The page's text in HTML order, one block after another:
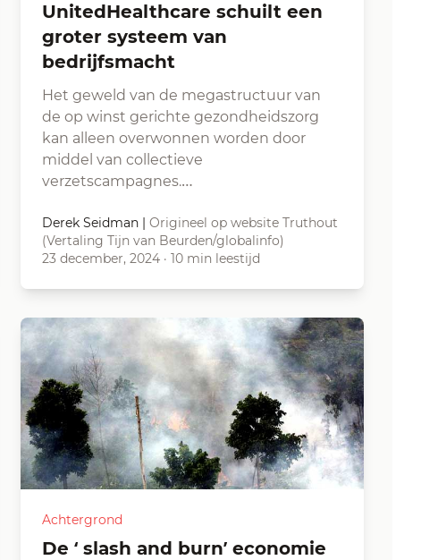
UnitedHealthcare schuilt een
groter systeem van
bedrijfsmacht
Het geweld van de megastructuur van
de op winst gerichte gezondheidszorg
kan alleen overwonnen worden door
middel van collectieve
verzetscampagnes.…
Derek Seidman | Origineel op website Truthout
(Vertaling Tijn van Beurden/globalinfo)
23 december, 2024 · 10 min leestijd
Achtergrond
De ‘ slash and burn’ economie